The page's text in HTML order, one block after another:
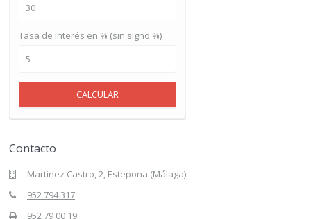
Tasa de interés en % (sin signo %)
CALCULAR
Contacto
Martinez Castro, 2, Estepona (Málaga)
952 794 317
952 79 00 19